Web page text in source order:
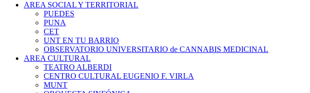
AREA SOCIAL Y TERRITORIAL
PUEDES
PUNA
CET
UNT EN TU BARRIO
OBSERVATORIO UNIVERSITARIO de CANNABIS MEDICINAL
AREA CULTURAL
TEATRO ALBERDI
CENTRO CULTURAL EUGENIO F. VIRLA
MUNT